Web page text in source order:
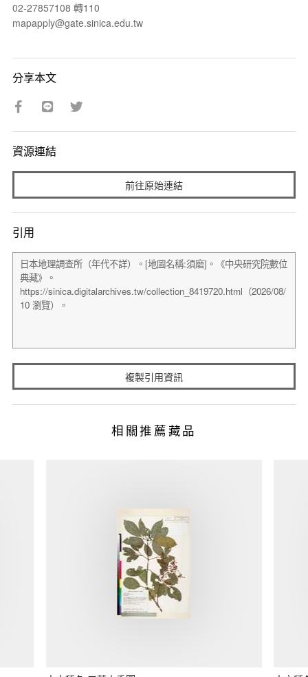
02-27857108 轉110
mapapply@gate.sinica.edu.tw
分享本文
資源連結
前往原始連結
引用
複製引用資訊
相關推薦藏品